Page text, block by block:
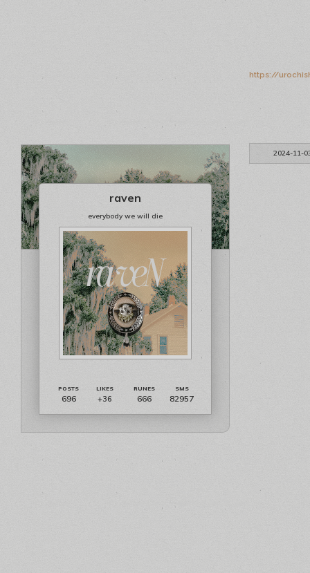
https://
2024-11-
raven
everybody we will die
696 +36 666 82957